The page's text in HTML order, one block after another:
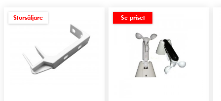
Storsäljare Se priset